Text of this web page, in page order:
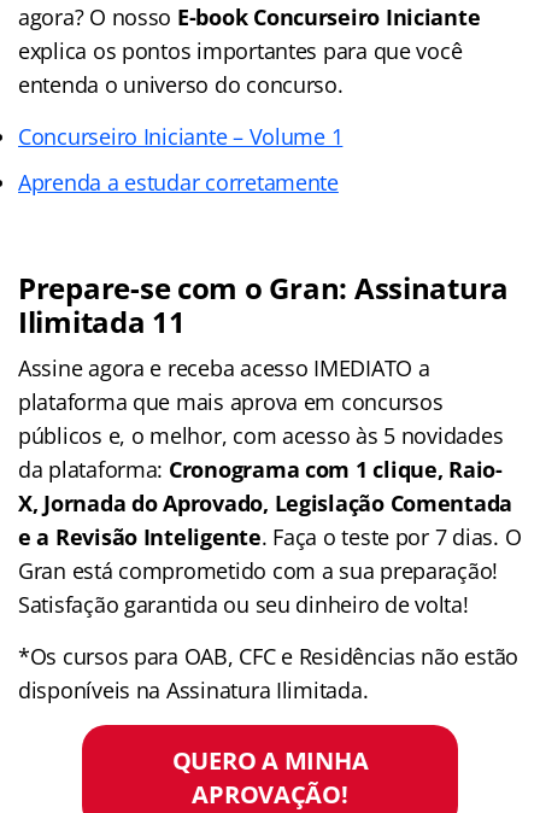
agora? O nosso E-book Concurseiro Iniciante
explica os pontos importantes para que você
entenda o universo do concurso.
Concurseiro Iniciante – Volume 1
Aprenda a estudar corretamente
Prepare-se com o Gran: Assinatura
Ilimitada 11
Assine agora e receba acesso IMEDIATO a
plataforma que mais aprova em concursos
públicos e, o melhor, com acesso às 5 novidades
da plataforma: Cronograma com 1 clique, Raio-
X, Jornada do Aprovado, Legislação Comentada
e a Revisão Inteligente. Faça o teste por 7 dias. O
Gran está comprometido com a sua preparação!
Satisfação garantida ou seu dinheiro de volta!
*Os cursos para OAB, CFC e Residências não estão
disponíveis na Assinatura Ilimitada.
QUERO A MINHA
APROVAÇÃO!